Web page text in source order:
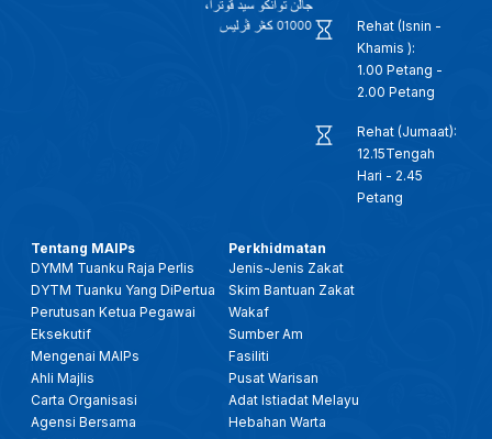
Rehat (Isnin -
Khamis ):
1.00 Petang -
2.00 Petang
Rehat (Jumaat):
12.15Tengah
Hari - 2.45
Petang
Tentang MAIPs
DYMM Tuanku Raja Perlis
DYTM Tuanku Yang DiPertua
Perutusan Ketua Pegawai
Eksekutif
Mengenai MAIPs
Ahli Majlis
Carta Organisasi
Agensi Bersama
Perkhidmatan
Jenis-Jenis Zakat
Skim Bantuan Zakat
Wakaf
Sumber Am
Fasiliti
Pusat Warisan
Adat Istiadat Melayu
Hebahan Warta